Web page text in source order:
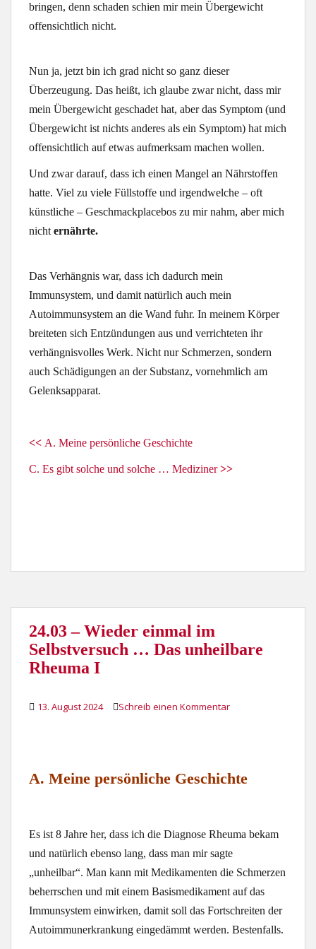
bringen, denn schaden schien mir mein Übergewicht
offensichtlich nicht.
Nun ja, jetzt bin ich grad nicht so ganz dieser
Überzeugung. Das heißt, ich glaube zwar nicht, dass mir
mein Übergewicht geschadet hat, aber das Symptom (und
Übergewicht ist nichts anderes als ein Symptom) hat mich
offensichtlich auf etwas aufmerksam machen wollen.
Und zwar darauf, dass ich einen Mangel an Nährstoffen
hatte. Viel zu viele Füllstoffe und irgendwelche – oft
künstliche – Geschmackplacebos zu mir nahm, aber mich
nicht ernährte.
Das Verhängnis war, dass ich dadurch mein
Immunsystem, und damit natürlich auch mein
Autoimmunsystem an die Wand fuhr. In meinem Körper
breiteten sich Entzündungen aus und verrichteten ihr
verhängnisvolles Werk. Nicht nur Schmerzen, sondern
auch Schädigungen an der Substanz, vornehmlich am
Gelenksapparat.
<< A. Meine persönliche Geschichte
C. Es gibt solche und solche … Mediziner>>
24.03 – Wieder einmal im
Selbstversuch … Das unheilbare
Rheuma I
13. August 2024 Schreib einen Kommentar
A. Meine persönliche Geschichte
Es ist 8 Jahre her, dass ich die Diagnose Rheuma bekam
und natürlich ebenso lang, dass man mir sagte
„unheilbar“. Man kann mit Medikamenten die Schmerzen
beherrschen und mit einem Basismedikament auf das
Immunsystem einwirken, damit soll das Fortschreiten der
Autoimmunerkrankung eingedämmt werden. Bestenfalls.